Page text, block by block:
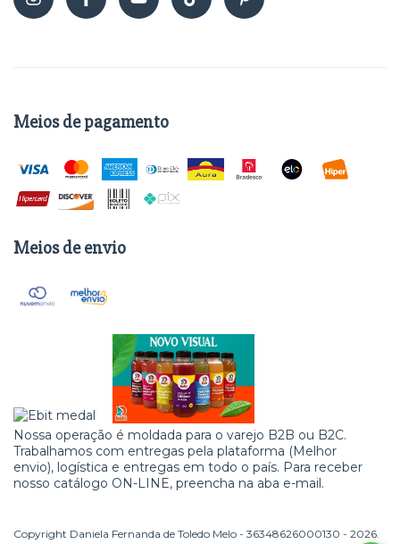
Meios de pagamento
Meios de envio
Nossa operação é moldada para o varejo B2B ou B2C.
Trabalhamos com entregas pela plataforma (Melhor
envio), logística e entregas em todo o país.​ Para receber
nosso catálogo ON-LINE, preencha na aba e-mail.
Copyright Daniela Fernanda de Toledo Melo - 36348626000130 - 2026.